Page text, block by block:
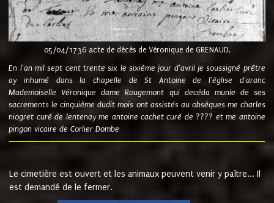
05/04/1736 acte de décès de Véronique de GRENAUD.
En l'an mil sept cent trente six le sixième jour d'avril je soussigné prêtre
ay inhumé dans la chapelle de St Antoine de l'église d'aranc
Mademoiselle Véronique dame Rougemont qui decéda munie de ses
sacrements le cinquième dudit mois ont assistés au obsèques me charles
niogret curé de lentenay me antoine cachet curé de ???? et me antoine
pingon vicaire de Corlier Dombe
Le cimetière est ouvert et les animaux peuvent venir y paître... Il
est demandé de le fermer.